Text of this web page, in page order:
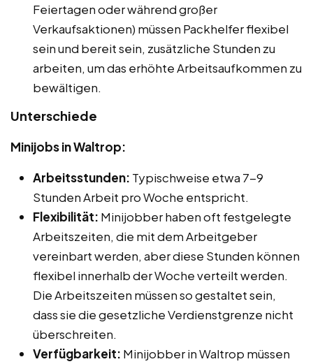
Feiertagen oder während großer
Verkaufsaktionen) müssen Packhelfer flexibel
sein und bereit sein, zusätzliche Stunden zu
arbeiten, um das erhöhte Arbeitsaufkommen zu
bewältigen.
Unterschiede
Minijobs in Waltrop:
Arbeitsstunden: Typischweise etwa 7-9
Stunden Arbeit pro Woche entspricht.
Flexibilität: Minijobber haben oft festgelegte
Arbeitszeiten, die mit dem Arbeitgeber
vereinbart werden, aber diese Stunden können
flexibel innerhalb der Woche verteilt werden.
Die Arbeitszeiten müssen so gestaltet sein,
dass sie die gesetzliche Verdienstgrenze nicht
überschreiten.
Verfügbarkeit: Minijobber in Waltrop müssen